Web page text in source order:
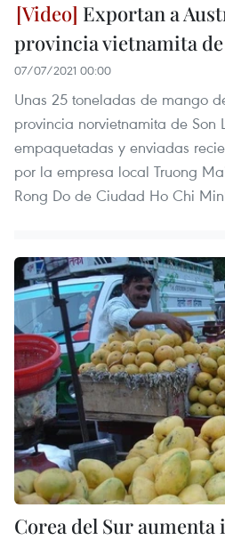
Exportan a
provincia vietnamita de
07/07/2021 00:00
Unas 25 toneladas de mango
provincia norvietnamita de Son
empaquetadas y enviadas
por la empresa local Truong
Rong Do de Ciudad Ho Chi
Corea del Sur